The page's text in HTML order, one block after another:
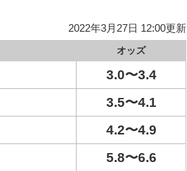
2022年3月27日 12:00更新
オッズ
3.0〜3.4
3.5〜4.1
4.2〜4.9
5.8〜6.6